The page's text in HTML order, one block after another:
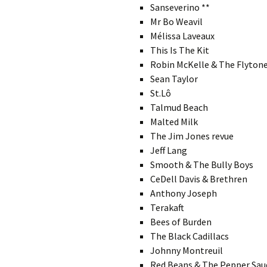
Sanseverino **
Mr Bo Weavil
Mélissa Laveaux
This Is The Kit
Robin McKelle & The
Sean Taylor
St.Lô
Talmud Beach
Malted Milk
The Jim Jones revue
Jeff Lang
Smooth & The Bully Boys
CeDell Davis & Brethren
Anthony Joseph
Terakaft
Bees of Burden
The Black Cadillacs
Johnny Montreuil